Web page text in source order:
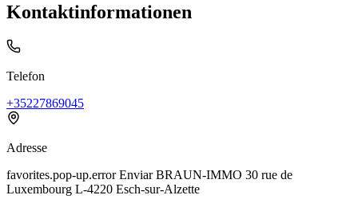
Kontaktinformationen
Telefon
+35227869045
Adresse
favorites.pop-up.error Enviar BRAUN-IMMO 30 rue de
Luxembourg L-4220 Esch-sur-Alzette